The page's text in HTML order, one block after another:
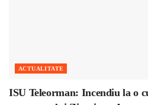
ACTUALITATE
ISU Teleorman: Incendiu la o